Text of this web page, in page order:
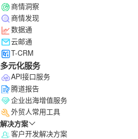
商情洞察
商情发现
数据通
云邮通
T-CRM
多元化服务
API接口服务
腾道报告
企业出海增值服务
外贸人常用工具
解决方案
客户开发解决方案